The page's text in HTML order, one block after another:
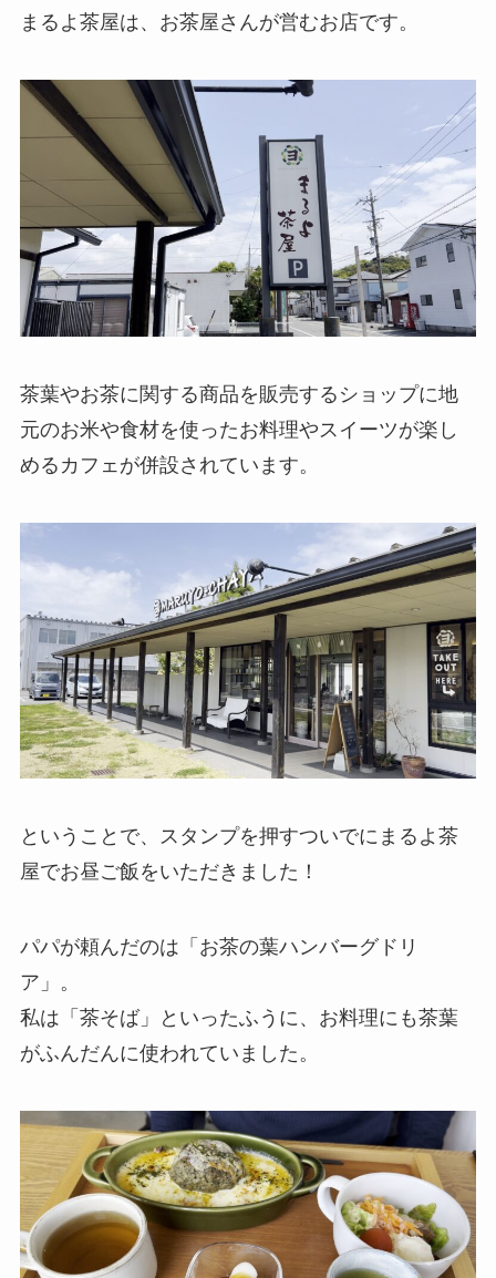
まるよ茶屋は、お茶屋さんが営むお店です。
茶葉やお茶に関する商品を販売するショップに地
元のお米や食材を使ったお料理やスイーツが楽し
めるカフェが併設されています。
ということで、スタンプを押すついでにまるよ茶
屋でお昼ご飯をいただきました！
パパが頼んだのは「お茶の葉ハンバーグドリ
ア」。
私は「茶そば」といったふうに、お料理にも茶葉
がふんだんに使われていました。